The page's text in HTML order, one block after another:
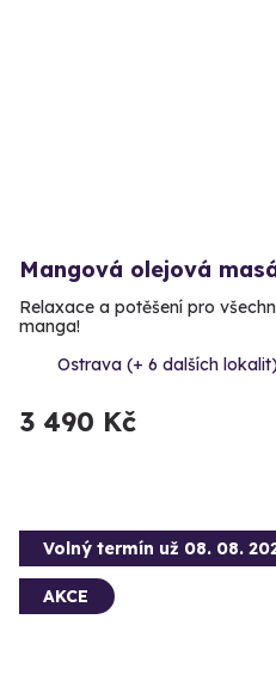
Mangová olejová
Relaxace a potěšení pro
manga!
Ostrava (+ 6 dalších lokalit)
3 490 Kč
Volný termín už 08. 08.
AKCE